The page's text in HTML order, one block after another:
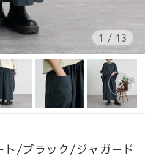
1 / 13
ト/ブラック/ジャガード